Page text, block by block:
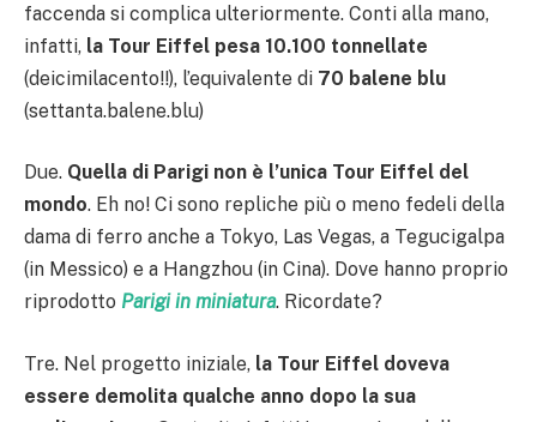
faccenda si complica ulteriormente. Conti alla mano,
infatti, la Tour Eiffel pesa 10.100 tonnellate
(deicimilacento!!), l’equivalente di 70 balene blu
(settanta.balene.blu)
Due. Quella di Parigi non è l’unica Tour Eiffel del
mondo. Eh no! Ci sono repliche più o meno fedeli della
dama di ferro anche a Tokyo, Las Vegas, a Tegucigalpa
(in Messico) e a Hangzhou (in Cina). Dove hanno proprio
riprodotto Parigi in miniatura. Ricordate?
Tre. Nel progetto iniziale, la Tour Eiffel doveva
essere demolita qualche anno dopo la sua